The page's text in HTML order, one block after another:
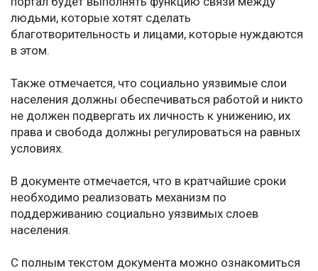
людьми, которые хотят сделать
благотворительность и лицами, которые нуждаются
в этом.
Также отмечается, что социально уязвимые слои
населения должны обеспечиваться работой и никто
не должен подвергать их личность к унижению, их
права и свобода должны регулироваться на равных
условиях.
В документе отмечается, что в кратчайшие сроки
необходимо реализовать механизм по
поддерживанию социально уязвимых слоев
населения.
С полным текстом документа можно ознакомиться